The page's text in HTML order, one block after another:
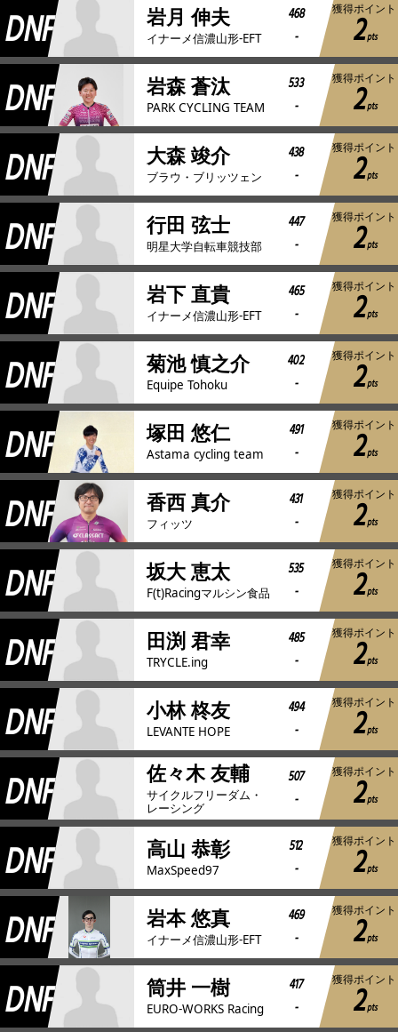
DNF 岩月 伸夫
イナーメ信濃山形-EFT
468
-
獲得ポイント
2pts
DNF 岩森 蒼汰
PARK CYCLING TEAM
533
-
獲得ポイント
2pts
DNF 大森 竣介
ブラウ・ブリッツェン
438
-
獲得ポイント
2pts
DNF 行田 弦士
明星大学自転車競技部
447
-
獲得ポイント
2pts
DNF 岩下 直貴
イナーメ信濃山形-EFT
465
-
獲得ポイント
2pts
DNF 菊池 慎之介
Equipe Tohoku
402
-
獲得ポイント
2pts
DNF 塚田 悠仁
Astama cycling team
491
-
獲得ポイント
2pts
DNF 香西 真介
フィッツ
431
-
獲得ポイント
2pts
DNF 坂大 恵太
F(t)Racingマルシン食品
535
-
獲得ポイント
2pts
DNF 田渕 君幸
TRYCLE.ing
485
-
獲得ポイント
2pts
DNF 小林 柊友
LEVANTE HOPE
494
-
獲得ポイント
2pts
DNF 佐々木 友輔
サイクルフリーダム・
レーシング
507
-
獲得ポイント
2pts
DNF 高山 恭彰
MaxSpeed97
512
-
獲得ポイント
2pts
DNF 岩本 悠真
イナーメ信濃山形-EFT
469
-
獲得ポイント
2pts
DNF 筒井 一樹
EURO-WORKS Racing
417
-
獲得ポイント
2pts